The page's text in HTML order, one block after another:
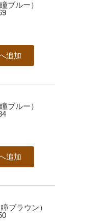
ブルー）
追加
ブルー）
追加
ブラウン）